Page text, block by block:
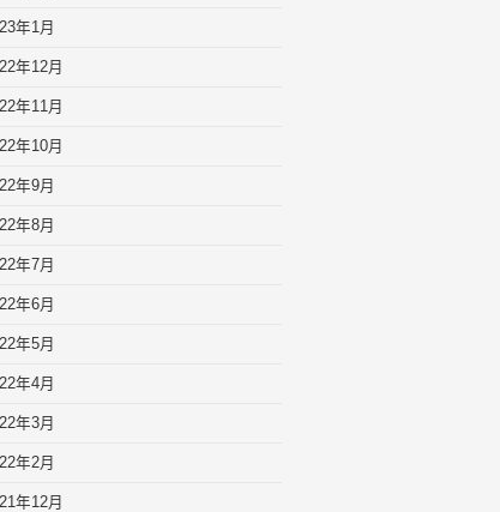
年1月
年12月
年11月
年10月
年9月
年8月
年7月
年6月
年5月
年4月
年3月
年2月
年12月